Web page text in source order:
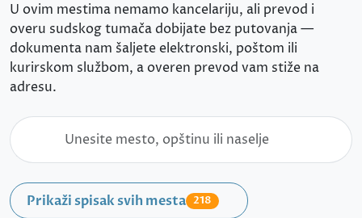
U ovim mestima nemamo kancelariju, ali prevod i
overu sudskog tumača dobijate bez putovanja —
dokumenta nam šaljete elektronski, poštom ili
kurirskom službom, a overen prevod vam stiže na
adresu.
Prikaži spisak svih mesta 218